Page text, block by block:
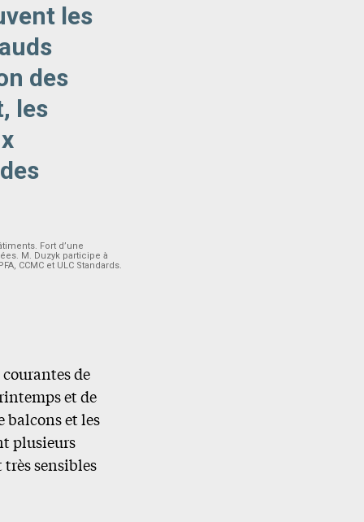
les
des
les
Fort d’une
M. Duzyk participe à
CCMC et ULC Standards.
de
et de
balcons et les
plusieurs
sensibles